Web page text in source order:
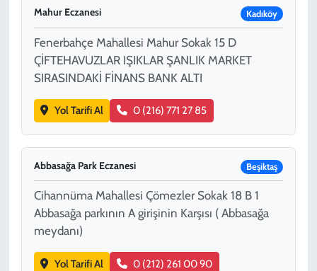
Mahur Eczanesi Kadıköy
Fenerbahçe Mahallesi Mahur Sokak 15 D
ÇİFTEHAVUZLAR IŞIKLAR ŞANLIK MARKET
SIRASINDAKİ FİNANS BANK ALTI
Yol Tarifi Al 0 (216) 771 27 85
Abbasağa Park Eczanesi Beşiktaş
Cihannüma Mahallesi Çömezler Sokak 18 B 1
Abbasağa parkının A girişinin Karşısı ( Abbasağa
meydanı)
Yol Tarifi Al 0 (212) 261 00 90